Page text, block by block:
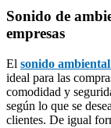
Sonido de
empresas
El sonido
ideal para las
comodidad y
según lo que se
clientes. De igual